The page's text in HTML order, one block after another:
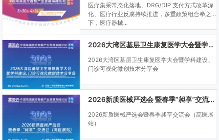
医疗集采常态化落地、DRG/DIP 支付方式改革深
化、医疗行业反腐持续推进，多重政策组合拳之
下，医疗器械...
2026大湾区基层卫生康复医学大会暨学科建设、门诊可视化微创技术分享会
2026大湾区基层卫生康复医学大会暨学科建设、
门诊可视化微创技术分享会
2026新质医械严选会 暨春季“昶享”交流会（高医展站）
2026新质医械严选会暨春季昶享交流会（高医展
站）